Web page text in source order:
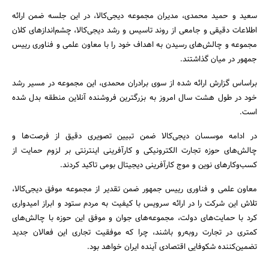
جستجو
سعید و حمید محمدی، مدیران مجموعه‌ دیجی‌کالا، در این جلسه ضمن ارائه‌
اطلاعات دقیقی و جامعی از روند تاسیس و رشد دیجی‌کالا، چشم‌اندازهای کلان
مجموعه و چالش‌های رسیدن به اهداف خود را با معاون علمی و فناوری رییس
جمهور در میان گذاشتند.
براساس گزارش ارائه شده از سوی برادران محمدی، این مجموعه در مسیر رشد
خود در طول هشت سال امروز به بزرگترین فروشنده‌ آنلاین منطقه بدل شده
است.
در ادامه‌ موسسان دیجی‌کالا ضمن تبیین تصویری دقیق از فرصت‌ها و
چالش‌های حوزه‌ تجارت الکترونیکی و کارآفرینی اینترنتی بر لزوم حمایت از
کسب‌وکارهای نوین و موج کارآفرینی دیجیتال بومی تاکید کردند.
معاون علمی و فناوری رییس جمهور ضمن تقدیر از مجموعه‌ موفق دیجی‌کالا،
تلاش این شرکت را در ارائه‌ سرویس با کیفیت به مردم ستود و ابراز امیدواری
کرد با حمایت‌های دولت، مجموعه‌های جوان و موفق این حوزه با چالش‌های
کمتری در تجارت روبه‌رو باشند، چرا که موفقیت تجاری این فعالان جدید
تضمین‌کننده‌ شکوفایی اقتصادی آینده ایران خواهد بود.